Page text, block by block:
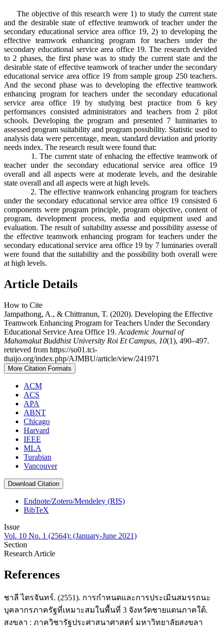
The objective of this research were 1) to study the current state
and the desirable state of effective teamwork of teacher under the
secondary educational service area office 19, 2) to developing the
effective teamwork enhancing program for teachers under the
secondary educational service area office 19. The research devided
to 2 phases, the first phase was to study the current state and the
desirable state of effective teamwork of teacher under the secondary
educational service area office 19 from sample group 250 teachers.
And the second phase was to developing the effective teamwork
enhancing program for teachers under the secondary educational
service area office 19 by studying best practice from 6 key
performances consisted administrators and teachers from 2 pilot
schools. Developing the program and presented 7 luminaries to
assessed program suitability and program possibility. Statistic used to
analysis data were percentage, mean, standard deviation and priority
needs index. The research result were found that:
1. The current state of enhacing the effective teamwork of
teacher under the secondary educational service area office 19
overall and all aspects were at moderate levels, and the desirable
state overall and all aspects were at high levels.
2. The effective teamwork enhancing program for teachers
under the secondary educational service area office 19 consisted 6
components were program principle, program objective, content of
program, development process, media and equipment used and
evaluation. The result of suitability assesse and possibility assesse of
the effective teamwork enhancing program for teachers under the
secondary educational service area office 19 by 7 luminaries overall
were found that the suitability and the possibility both overall were
at high levels.
Article Details
How to Cite
Jampathong, A., & Chittranun, T. (2020). Developing the Effective
Teamwork Enhancing Program for Teachers Under the Secondary
Educational Service Area Office 19. Academic Journal of
Mahamakut Buddhist University Roi Et Campus, 10(1), 490–497.
retrieved from https://so01.tci-
thaijo.org/index.php/AJMBU/article/view/241971
More Citation Formats
ACM
ACS
APA
ABNT
Chicago
Harvard
IEEE
MLA
Turabian
Vancouver
Download Citation
Endnote/Zotero/Mendeley (RIS)
BibTeX
Issue
Vol. 10 No. 1 (2564): (January-June 2021)
Section
Research Article
References
ชาลี ไตรจันทร์. (2551). การกำหนดและการประเมินสมรรถนะ
บุคลากรภาครัฐที่เหมาะสมในพื้นที่ 3 จังหวัดชายแดนภาคใต้.
สงขลา : ภาควิชารัฐประศาสนาศาสตร์ มหาวิทยาลัยสงขลา